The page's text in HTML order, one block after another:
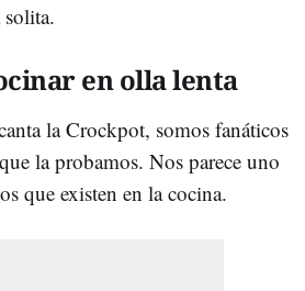
solita.
en olla lenta
la Crockpot, somos fanáticos
la probamos. Nos parece uno
que existen en la cocina.